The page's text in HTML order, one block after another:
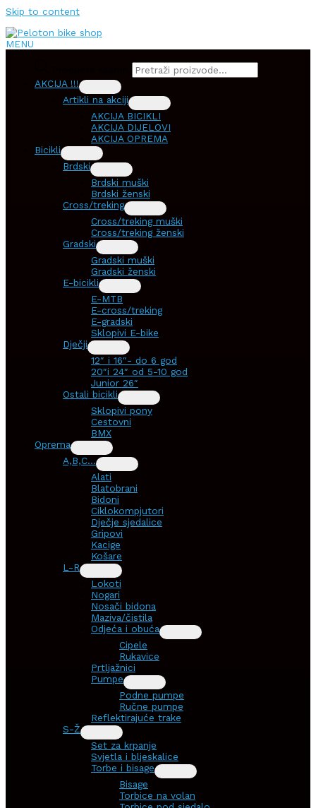
Skip to content
MENU
AKCIJA !!!
Artikli na akciji
AKCIJA BICIKLI
AKCIJA DIJELOVI
AKCIJA OPREMA
Bicikli
Brdski
Brdski muški
Brdski ženski
Cross/treking
Cross/treking muški
Cross/treking ženski
Gradski
Gradski muški
Gradski ženski
E-bicikli
E-MTB
E-cross/treking
E-gradski
Sklopivi E-bike
Dječji
12″ i 16″- do 6 god
20″i 24″ od 5-10 god
Junior 26″
Ostali bicikli
Sklopivi pony
Cestovni
BMX
Oprema
A,B,C…
Alati
Blatobrani
Bidoni
Ciklokompjutori
Dječje sjedalice
Gripovi
Kacige
Košare
L-R
Lokoti
Nogari
Nosači bidona
Maziva/čistila
Odjeća i obuća
Cipele
Rukavice
Prtljažnici
Pumpe
Podne pumpe
Ručne pumpe
Reflektirajuće trake
S-Ž
Set za krpanje
Svjetla i bljeskalice
Torbe i bisage
Bisage
Torbice na volan